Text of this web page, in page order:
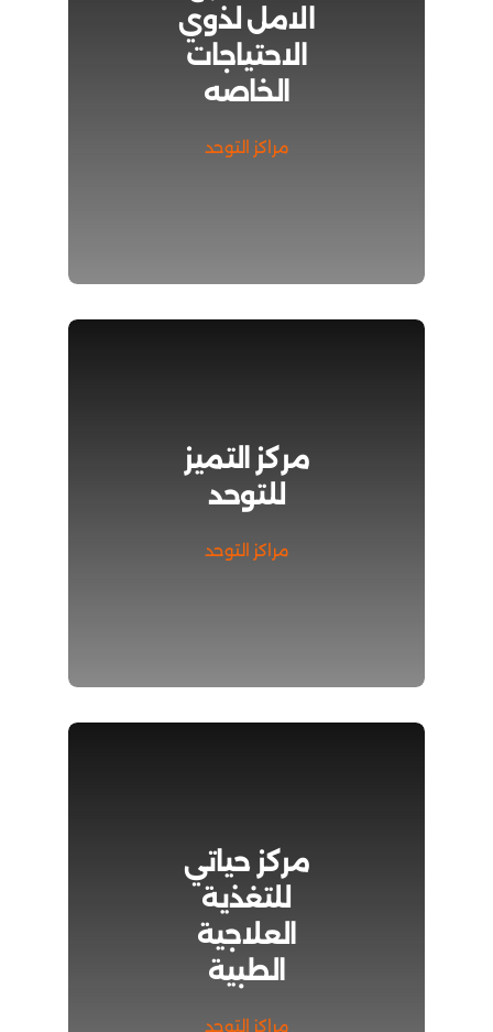
الامل لذوي
الاحتياجات
الخاصه
مراكز التوحد
مركز التميز
للتوحد
مراكز التوحد
مركز حياتي
للتغذية
العلاجية
الطبية
مراكز التوحد